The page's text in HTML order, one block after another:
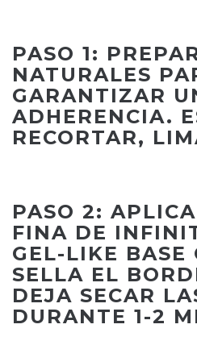
PASO 1:
NATURALES
GARANTIZAR
ADHERENCIA.
RECORTAR,
PASO 2:
FINA DE
GEL-LIKE BASE
SELLA EL
DEJA SECAR
DURANTE 1-2